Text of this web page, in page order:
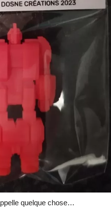
quelque chose…